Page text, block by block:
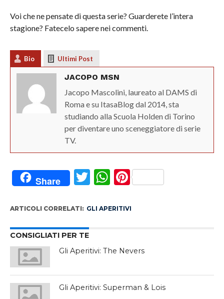
Voi che ne pensate di questa serie? Guarderete l’intera
stagione? Fatecelo sapere nei commenti.
Bio Ultimi Post
JACOPO MSN
Jacopo Mascolini, laureato al DAMS di
Roma e su ItasaBlog dal 2014, sta
studiando alla Scuola Holden di Torino
per diventare uno sceneggiatore di serie
TV.
Share Twitter
WhatsApp
Pinterest
ARTICOLI CORRELATI: GLI APERITIVI
CONSIGLIATI PER TE
Gli Aperitivi: The Nevers
Gli Aperitivi: Superman & Lois